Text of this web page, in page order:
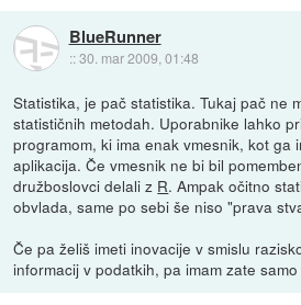
BlueRunner
::30. mar 2009, 01:48
Statistika, je pač statistika. Tukaj pač ne
statističnih metodah. Uporabnike lahko
programom, ki ima enak vmesnik, kot ga
aplikacija. Če vmesnik ne bi bil
družboslovci delali z R. Ampak očitno
obvlada, same po sebi še niso "prava
Če pa želiš imeti inovacije v smislu
informacij v podatkih, pa imam zate